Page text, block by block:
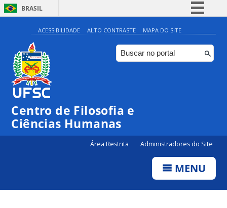
BRASIL
Simplifique!
Comunica BR
Participe
ACESSIBILIDADE ALTO CONTRASTE MAPA DO SITE
Centro de Filosofia e
Ciências Humanas
Área Restrita Administradores do Site
MENU